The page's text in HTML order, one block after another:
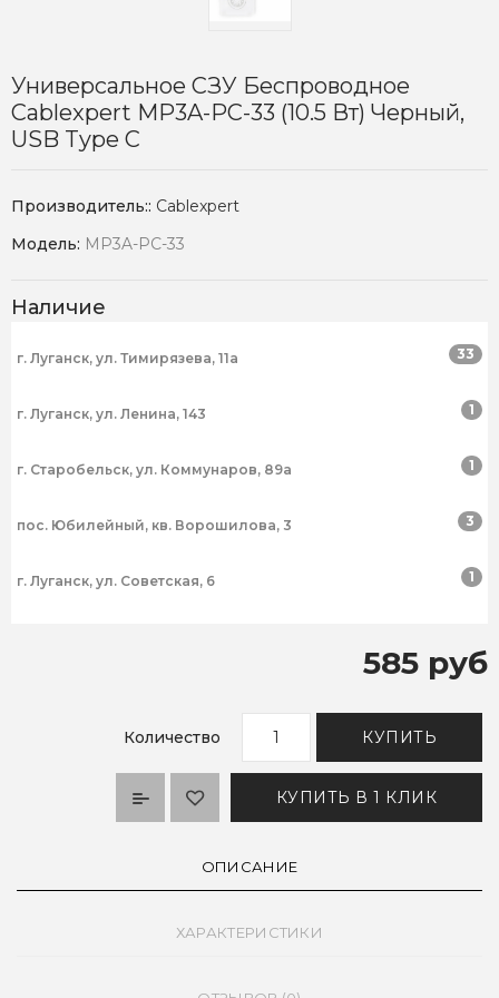
Универсальное СЗУ Беспроводное
Cablexpert MP3A-PC-33 (10.5 Вт) Черный,
USB Type C
Производитель:: Cablexpert
Модель: MP3A-PC-33
Наличие
г. Луганск, ул. Тимирязева, 11а 33
г. Луганск, ул. Ленина, 143 1
г. Старобельск, ул. Коммунаров, 89а 1
пос. Юбилейный, кв. Ворошилова, 3 3
г. Луганск, ул. Советская, 6 1
585 руб
Количество КУПИТЬ
КУПИТЬ В 1 КЛИК
ОПИСАНИЕ
ХАРАКТЕРИСТИКИ